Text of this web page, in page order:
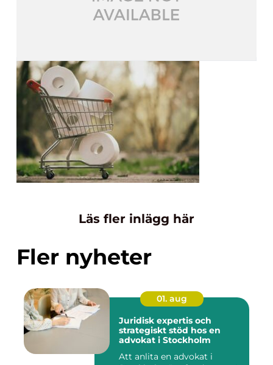
Läs fler inlägg här
Fler nyheter
01. aug
Juridisk expertis och
strategiskt stöd hos en
advokat i Stockholm
Att anlita en advokat i